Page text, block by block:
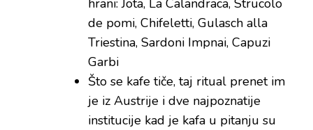
hrani: Jota, La Calandraca, Strucolo
de pomi, Chifeletti, Gulasch alla
Triestina, Sardoni Impnai, Capuzi
Garbi
Što se kafe tiče, taj ritual prenet im
je iz Austrije i dve najpoznatije
institucije kad je kafa u pitanju su